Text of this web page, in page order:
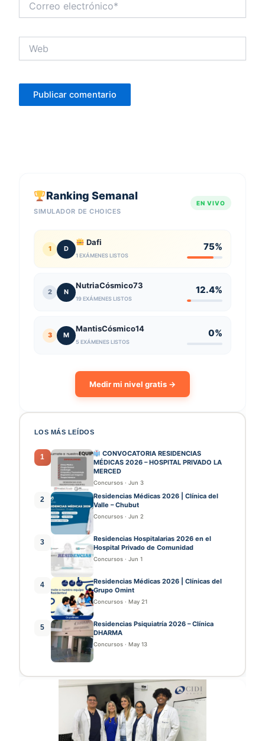
electrónico*
Ranking Semanal
SIMULADOR DE CHOICES
EN VIVO
1 D
Dafi
1 EXÁMENES LISTOS
75%
2 N
NutriaCósmico73
19 EXÁMENES LISTOS
12.4%
3 M
MantisCósmico14
5 EXÁMENES LISTOS
0%
Medir mi nivel gratis →
LOS MÁS LEÍDOS
1
CONVOCATORIA RESIDENCIAS
MÉDICAS 2026 – HOSPITAL PRIVADO LA
MERCED
Concursos · Jun 3
2
Residencias Médicas 2026 | Clínica del
Valle – Chubut
Concursos · Jun 2
3
Residencias Hospitalarias 2026 en el
Hospital Privado de Comunidad
Concursos · Jun 1
4
Residencias Médicas 2026 | Clínicas del
Grupo Omint
Concursos · May 21
5
Residencias Psiquiatría 2026 – Clínica
DHARMA
Concursos · May 13